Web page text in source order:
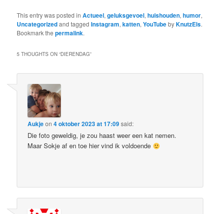
This entry was posted inActueel,geluksgevoel,huishouden,humor,
Uncategorizedand taggedInstagram,katten,YouTubebyKnutzEls.
Bookmark thepermalink.
5 THOUGHTS ON “DIERENDAG”
Aukjeon4 oktober 2023 at 17:09said:
Die foto geweldig, je zou haast weer een kat nemen.
Maar Sokje af en toe hier vind ik voldoende